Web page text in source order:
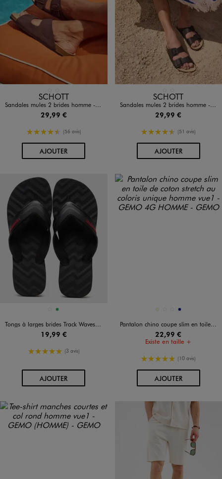
Disponible en 2 coloris
SCHOTT
Sandales mules 2 brides homme - Schott
29,99 €
4.5/5 de moyenne
(56 avis)
AJOUTERAU PANIER
Disponible en 2 coloris
SCHOTT
Sandales mules 2 brides homme - Schott
29,99 €
4.5/5 de moyenne
(51 avis)
AJOUTERAU PANIER
Disponible en 2 coloris
NOIR STANDARD
VERT
Tongs à larges brides Track Waves homme - Havaianas
19,99 €
5/5 de moyenne
(3 avis)
AJOUTERAU PANIER
Disponible en 4 coloris
BLEU STANDARD
KAKI STANDARD
MARINE
Pantalon chino coupe slim en toile de coton stretch au coloris unique homme
22,99 €
Existe en taille +
5/5 de moyenne
(10 avis)
AJOUTERAU PANIER